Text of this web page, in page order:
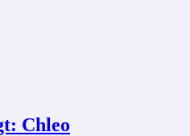
Chleo